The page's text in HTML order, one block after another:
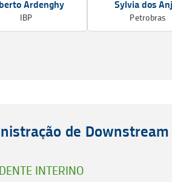
Ardenghy
IBP
Sylvia dos
Petrobras
de Downstream
INTERINO